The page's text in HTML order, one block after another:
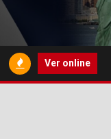
Ver online